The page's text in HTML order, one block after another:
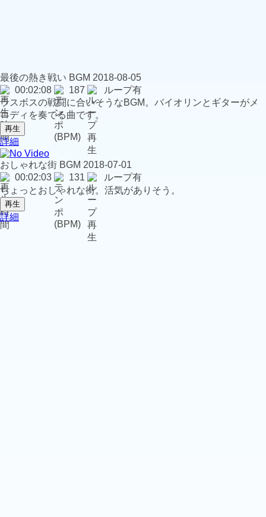
最後の熱き戦い BGM 2018-08-05
00:02:08
187
ループ有
ラスボスの戦闘に合いそうなBGM。バイオリンとギターがメ
ロディを奏でる曲です。
再生
詳細
おしゃれな街 BGM 2018-07-01
00:02:03
131
ループ有
ちょっとおしゃれな街。活気がありそう。
再生
詳細